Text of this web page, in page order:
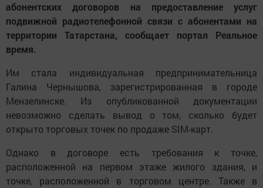
абонентских договоров на предоставление услуг
подвижной радиотелефонной связи с абонентами на
территории Татарстана, сообщает портал Реальное
время.
Им стала индивидуальная предпринимательница
Галина Чернышова, зарегистрированная в городе
Мензелинске. Из опубликованной документации
невозможно сделать вывод о том, сколько будет
открыто торговых точек по продаже SIM-карт.
Однако в договоре есть требования к точке,
расположенной на первом этаже жилого здания, и
точке, расположенной в торговом центре. Также в